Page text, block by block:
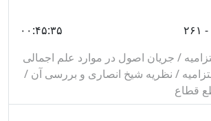
مقاصد زير مى‌باشد:
جمله مهم‌ترين مباحث آن مى‌توان به
و صيغه نهى، اجتماع امر و نهى، نهى از
فساد اشاره كرد.
۰۰:۴۵:۳۵
/ جریان اصول در موارد علم اجمالی
/ نظریه شیخ انصاری و بررسی آن /
قطاع